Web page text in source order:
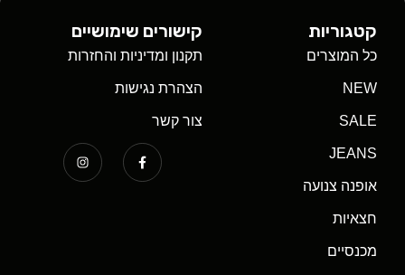
קטגוריות
כל המוצרים
NEW
SALE
JEANS
אופנה צנועה
חצאיות
מכנסיים
קישורים שימושיים
תקנון ומדיניות והחזרות
הצהרת נגישות
צור קשר